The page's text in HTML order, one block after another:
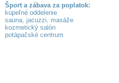
Šport a zábava za poplatok:
kúpeľné oddelenie
sauna, jacuzzi, masáže
kozmetický salón
potápačské centrum